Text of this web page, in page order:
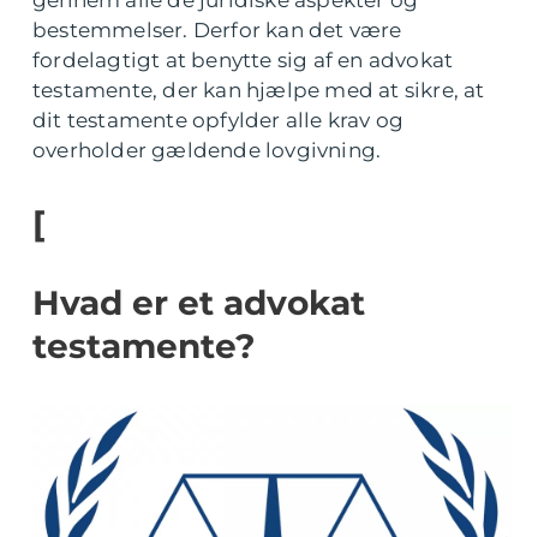
bestemmelser. Derfor kan det være
fordelagtigt at benytte sig af en advokat
testamente, der kan hjælpe med at sikre, at
dit testamente opfylder alle krav og
overholder gældende lovgivning.
[
Hvad er et advokat
testamente?